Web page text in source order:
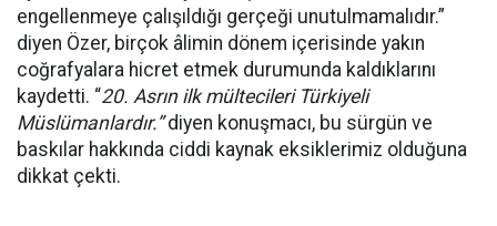
engellenmeye çalışıldığı gerçeği unutulmamalıdır.”
diyen Özer, birçok âlimin dönem içerisinde yakın
coğrafyalara hicret etmek durumunda kaldıklarını
kaydetti. “20. Asrın ilk mültecileri Türkiyeli
Müslümanlardır.”diyen konuşmacı, bu sürgün ve
baskılar hakkında ciddi kaynak eksiklerimiz olduğuna
dikkat çekti.